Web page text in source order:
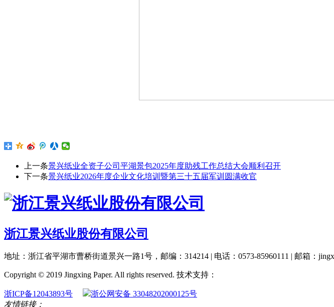
上一条景兴纸业全资子公司平湖景包2025年度助残工作总结大会顺利召开
下一条景兴纸业2026年度企业文化培训暨第三十五届军训圆满收官
浙江景兴纸业股份有限公司
地址：浙江省平湖市曹桥街道景兴一路1号，邮编：314214 | 电话：0573-85960111 | 邮箱：
Copyright © 2019 Jingxing Paper. All rights reserved. 技术支持：
浙ICP备12043893号
浙公网安备 33048202000125号
友情链接：